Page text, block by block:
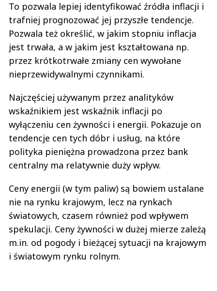
To pozwala lepiej identyfikować źródła inflacji i
trafniej prognozować jej przyszłe tendencje.
Pozwala też określić, w jakim stopniu inflacja
jest trwała, a w jakim jest kształtowana np.
przez krótkotrwałe zmiany cen wywołane
nieprzewidywalnymi czynnikami.
Najczęściej używanym przez analityków
wskaźnikiem jest wskaźnik inflacji po
wyłączeniu cen żywności i energii. Pokazuje on
tendencje cen tych dóbr i usług, na które
polityka pieniężna prowadzona przez bank
centralny ma relatywnie duży wpływ.
Ceny energii (w tym paliw) są bowiem ustalane
nie na rynku krajowym, lecz na rynkach
światowych, czasem również pod wpływem
spekulacji. Ceny żywności w dużej mierze zależą
m.in. od pogody i bieżącej sytuacji na krajowym
i światowym rynku rolnym.